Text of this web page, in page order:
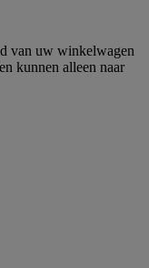
van uw winkelwagen
kunnen alleen naar